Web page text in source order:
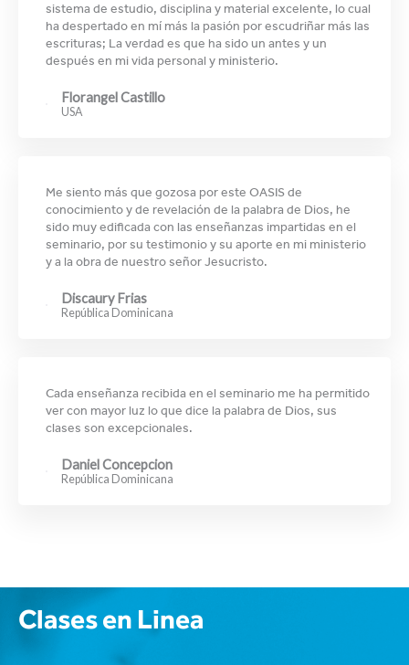
sistema de estudio, disciplina y material excelente, lo cual
ha despertado en mí más la pasión por escudriñar más las
escrituras; La verdad es que ha sido un antes y un
después en mi vida personal y ministerio.
Florangel Castillo
USA
Me siento más que gozosa por este OASIS de
conocimiento y de revelación de la palabra de Dios, he
sido muy edificada con las enseñanzas impartidas en el
seminario, por su testimonio y su aporte en mi ministerio
y a la obra de nuestro señor Jesucristo.
Discaury Frias
República Dominicana
Cada enseñanza recibida en el seminario me ha permitido
ver con mayor luz lo que dice la palabra de Dios, sus
clases son excepcionales.
Daniel Concepcion
República Dominicana
Clases en Linea